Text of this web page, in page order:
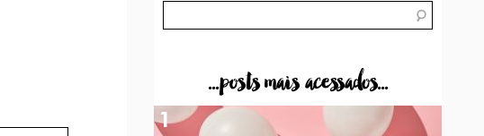
...posts mais acessados...
1